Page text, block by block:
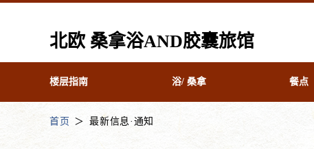
北欧 桑拿浴AND胶囊旅馆
楼层指南 浴/ 桑拿 餐点
首页 最新信息·通知